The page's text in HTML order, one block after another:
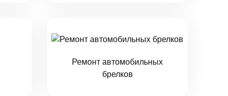
Ремонт автомобильных
брелков